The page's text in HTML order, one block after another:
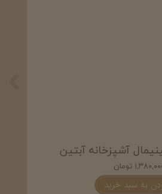
آشپزخانه آبتین
تومان
به سبد خرید